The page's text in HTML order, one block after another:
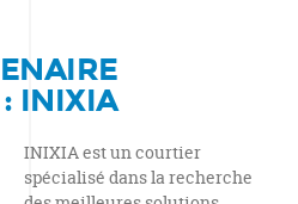
INIXIA
INIXIA est un courtier
spécialisé dans la recherche